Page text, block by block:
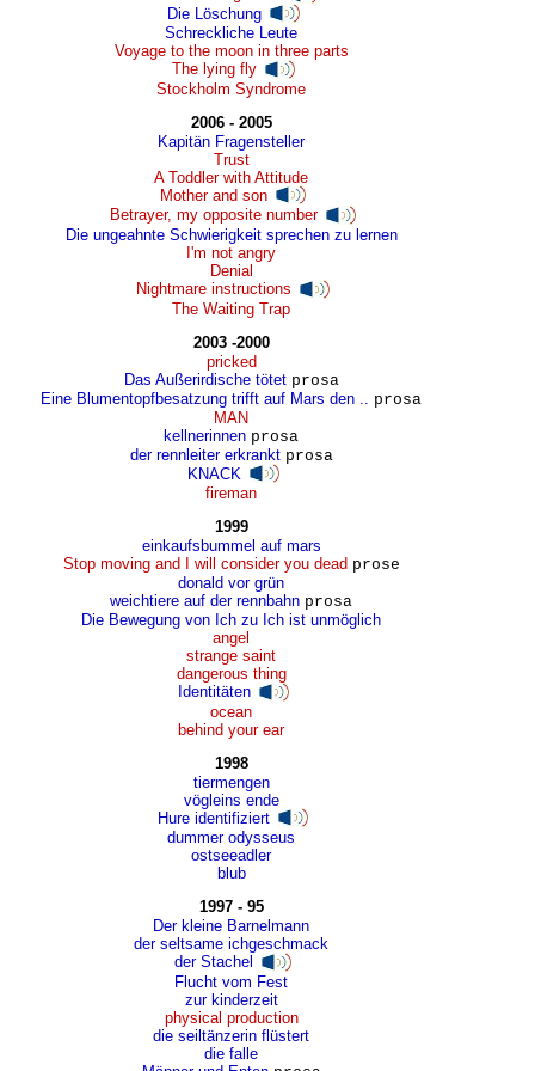
Die Löschung
Schreckliche Leute
Voyage to the moon in three parts
The lying fly
Stockholm Syndrome
2006 - 2005
Kapitän Fragensteller
Trust
A Toddler with Attitude
Mother and son
Betrayer, my opposite number
Die ungeahnte Schwierigkeit sprechen zu lernen
I'm not angry
Denial
Nightmare instructions
The Waiting Trap
2003 -2000
pricked
Das Außerirdische tötet prosa
Eine Blumentopfbesatzung trifft auf Mars den ..
prosa
MAN
kellnerinnen prosa
der rennleiter erkrankt prosa
KNACK
fireman
1999
einkaufsbummel auf mars
Stop moving and I will consider you dead prose
donald vor grün
weichtiere auf der rennbahn prosa
Die Bewegung von Ich zu Ich ist unmöglich
angel
strange saint
dangerous thing
Identitäten
ocean
behind your ear
1998
tiermengen
vögleins ende
Hure identifiziert
dummer odysseus
ostseeadler
blub
1997 - 95
Der kleine Barnelmann
der seltsame ichgeschmack
der Stachel
Flucht vom Fest
zur kinderzeit
physical production
die seiltänzerin flüstert
die falle